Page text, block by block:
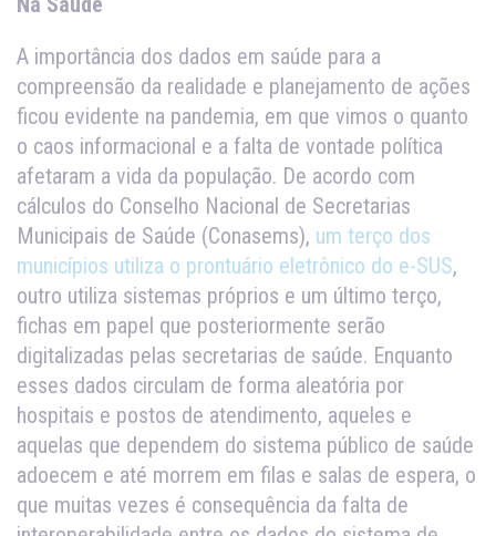
A importância dos dados em saúde para a
compreensão da realidade e planejamento de ações
ficou evidente na pandemia, em que vimos o quanto
o caos informacional e a falta de vontade política
afetaram a vida da população. De acordo com
cálculos do Conselho Nacional de Secretarias
Municipais de Saúde (Conasems), um terço dos
municípios utiliza o prontuário eletrônico do e-SUS,
outro utiliza sistemas próprios e um último terço,
fichas em papel que posteriormente serão
digitalizadas pelas secretarias de saúde. Enquanto
esses dados circulam de forma aleatória por
hospitais e postos de atendimento, aqueles e
aquelas que dependem do sistema público de saúde
adoecem e até morrem em filas e salas de espera, o
que muitas vezes é consequência da falta de